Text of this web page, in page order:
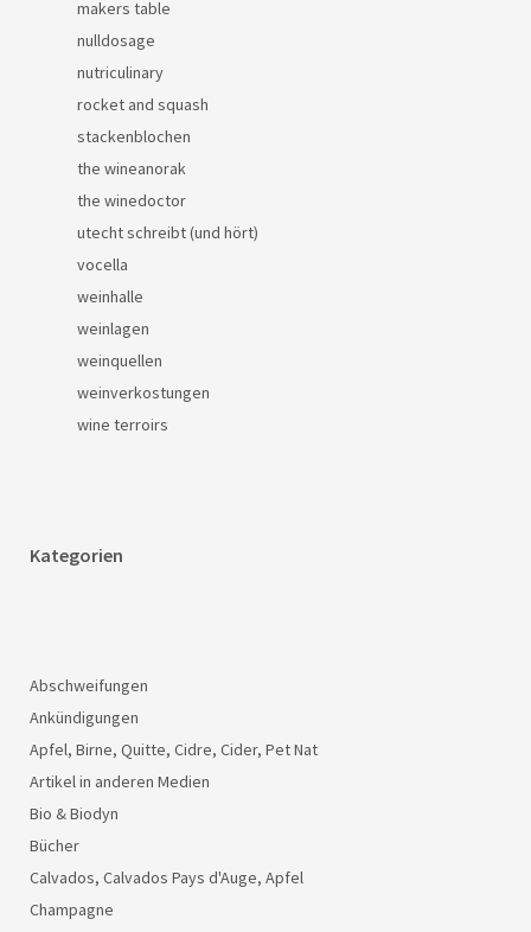
makers table
nulldosage
nutriculinary
rocket and squash
stackenblochen
the wineanorak
the winedoctor
utecht schreibt (und hört)
vocella
weinhalle
weinlagen
weinquellen
weinverkostungen
wine terroirs
Kategorien
Abschweifungen
Ankündigungen
Apfel, Birne, Quitte, Cidre, Cider, Pet Nat
Artikel in anderen Medien
Bio & Biodyn
Bücher
Calvados, Calvados Pays d'Auge, Apfel
Champagne